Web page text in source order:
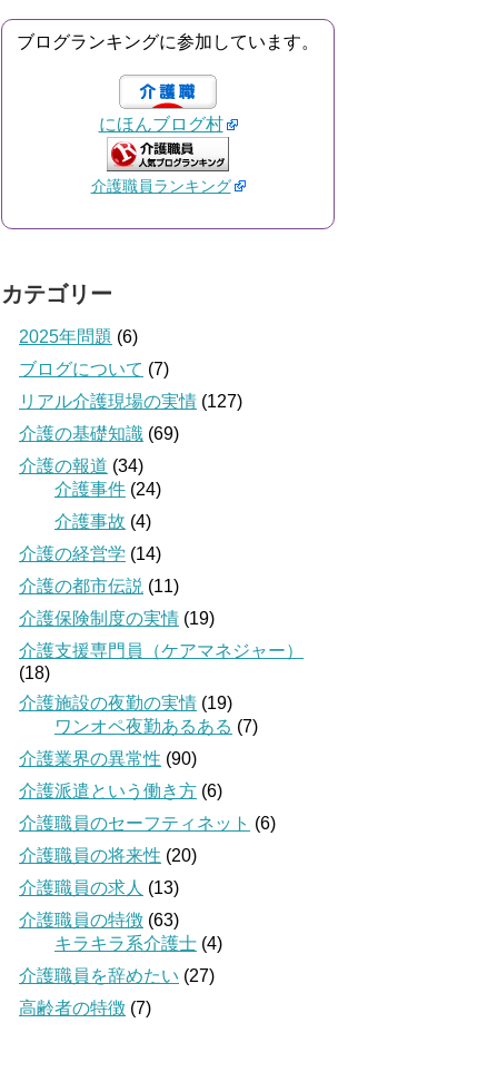
ブログランキングに参加しています。
にほんブログ村
介護職員ランキング
カテゴリー
2025年問題 (6)
ブログについて (7)
リアル介護現場の実情 (127)
介護の基礎知識 (69)
介護の報道 (34)
介護事件 (24)
介護事故 (4)
介護の経営学 (14)
介護の都市伝説 (11)
介護保険制度の実情 (19)
介護支援専門員（ケアマネジャー）
(18)
介護施設の夜勤の実情 (19)
ワンオペ夜勤あるある (7)
介護業界の異常性 (90)
介護派遣という働き方 (6)
介護職員のセーフティネット (6)
介護職員の将来性 (20)
介護職員の求人 (13)
介護職員の特徴 (63)
キラキラ系介護士 (4)
介護職員を辞めたい (27)
高齢者の特徴 (7)